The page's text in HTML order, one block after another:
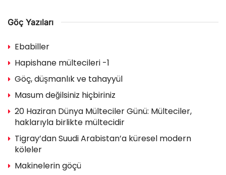
Göç Yazıları
Ebabiller
Hapishane mültecileri -1
Göç, düşmanlık ve tahayyül
Masum değilsiniz hiçbiriniz
20 Haziran Dünya Mülteciler Günü: Mülteciler,
haklarıyla birlikte mültecidir
Tigray’dan Suudi Arabistan’a küresel modern
köleler
Makinelerin göçü